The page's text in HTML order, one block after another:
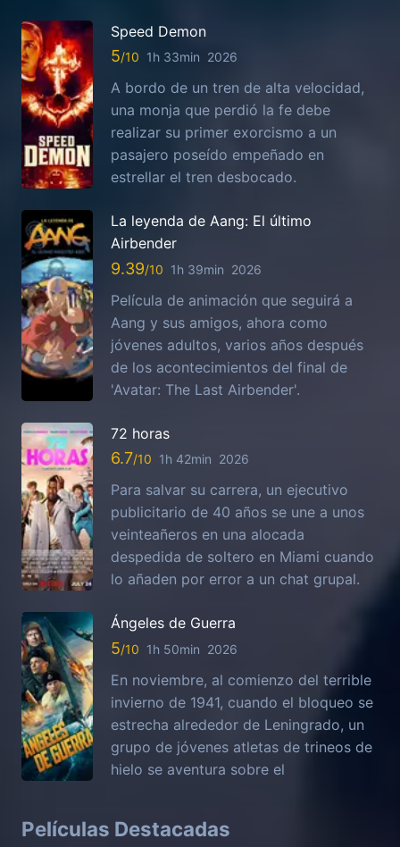
Speed Demon
5 1h 33min 2026
A bordo de un tren de alta velocidad,
una monja que perdió la fe debe
realizar su primer exorcismo a un
pasajero poseído empeñado en
estrellar el tren desbocado.
La leyenda de Aang: El último
Airbender
9.39 1h 39min 2026
Película de animación que seguirá a
Aang y sus amigos, ahora como
jóvenes adultos, varios años después
de los acontecimientos del final de
'Avatar: The Last Airbender'.
72 horas
6.7 1h 42min 2026
Para salvar su carrera, un ejecutivo
publicitario de 40 años se une a unos
veinteañeros en una alocada
despedida de soltero en Miami cuando
lo añaden por error a un chat grupal.
Ángeles de Guerra
5 1h 50min 2026
En noviembre, al comienzo del terrible
invierno de 1941, cuando el bloqueo se
estrecha alrededor de Leningrado, un
grupo de jóvenes atletas de trineos de
hielo se aventura sobre el
Películas Destacadas